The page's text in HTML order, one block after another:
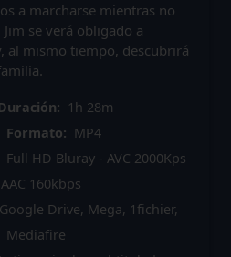
a marcharse mientras no
se verá obligado a
al mismo tiempo, descubrirá
1h 28m
Formato: MP4
Full HD Bluray - AVC 2000Kps
AAC 160kbps
Google Drive, Mega, 1fichier,
Mediafire